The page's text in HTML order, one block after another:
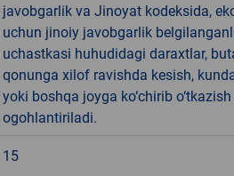
javobgarlik va Jinoyat kodeksida,
uchun jinoiy javobgarlik
uchastkasi huhudidagi daraxtlar,
qonunga xilof ravishda kesish,
yoki boshqa joyga ko‘chirib
ogohlantiriladi.
15